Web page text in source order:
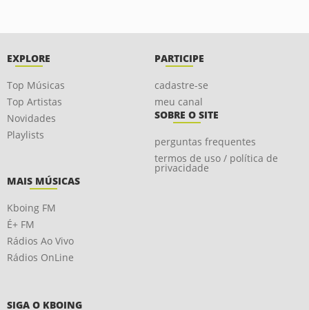
EXPLORE
Top Músicas
Top Artistas
Novidades
Playlists
PARTICIPE
cadastre-se
meu canal
SOBRE O SITE
perguntas frequentes
termos de uso / política de
privacidade
MAIS MÚSICAS
Kboing FM
É+ FM
Rádios Ao Vivo
Rádios OnLine
SIGA O KBOING